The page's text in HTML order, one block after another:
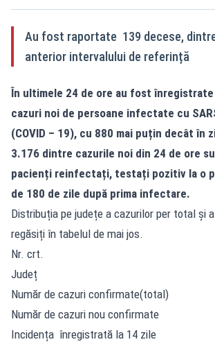
Au fost raportate 139 decese,
anterior intervalului de referință
În ultimele 24 de ore au fost înregistrate
cazuri noi de persoane infectate cu
(COVID – 19), cu 880 mai puțin decât în
3.176 dintre cazurile noi din 24 de ore
pacienți reinfectați, testați pozitiv la o
de 180 de zile după prima infectare.
Distribuția pe județe a cazurilor per total și
regăsiți în tabelul de mai jos.
Nr. crt.
Județ
Număr de cazuri confirmate(total)
Număr de cazuri nou confirmate
Incidența înregistrată la 14 zile